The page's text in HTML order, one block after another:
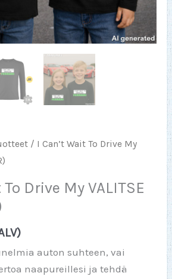
/ I Can’t Wait To Drive My
Drive My VALITSE
auton suhteen, vai
naapureillesi ja tehdä